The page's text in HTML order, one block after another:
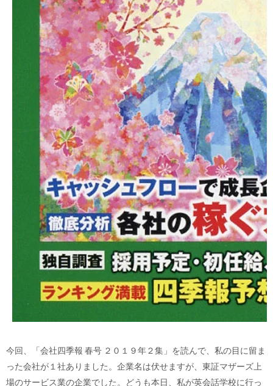
今回、「会社四季報 春号 ２０１９年２集」を読んで、私の目に留ま
った会社が１社ありました。企業名は伏せますが、東証マザーズ上
場のサービス業の企業でした。どうも本日、私が英会話学校に行っ